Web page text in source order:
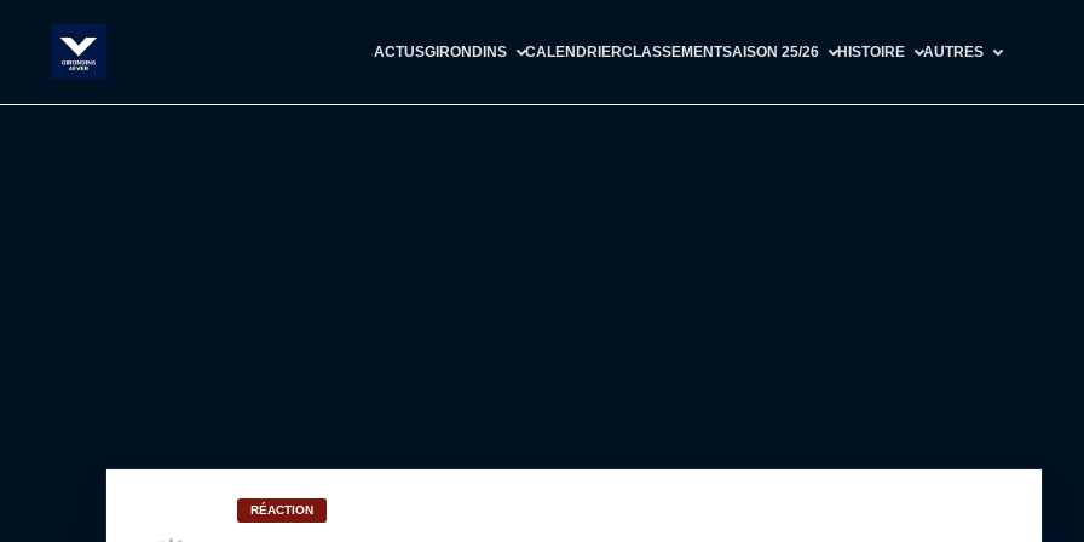
ACTUSGIRONDINS CALENDRIERCLASSEMENTSAISON 25/26 HISTOIRE AUTRES
RÉACTION